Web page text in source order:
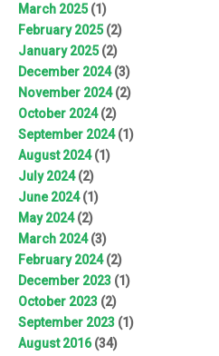
March 2025(1)
February 2025(2)
January 2025(2)
December 2024(3)
November 2024(2)
October 2024(2)
September 2024(1)
August 2024(1)
July 2024(2)
June 2024(1)
May 2024(2)
March 2024(3)
February 2024(2)
December 2023 (1)
October 2023 (2)
September 2023 (1)
August 2016(34)